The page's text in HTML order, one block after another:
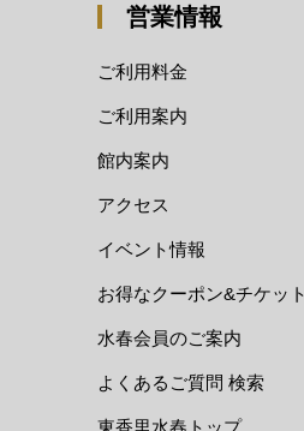
営業情報
ご利用料金
ご利用案内
館内案内
アクセス
イベント情報
お得なクーポン&チケット
水春会員のご案内
よくあるご質問 検索